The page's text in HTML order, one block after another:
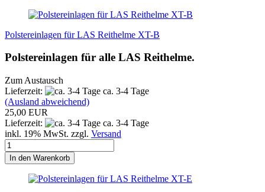
Polstereinlagen für LAS Reithelme XT-B
Polstereinlagen für alle LAS Reithelme.
Zum Austausch
Lieferzeit:
ca. 3-4 Tage
(Ausland abweichend)
25,00 EUR
Lieferzeit:
ca. 3-4 Tage
inkl. 19% MwSt. zzgl. Versand
In den Warenkorb